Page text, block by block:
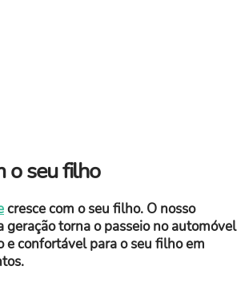
o seu filho
cresce com o seu filho. O nosso
torna o passeio no automóvel
e confortável para o seu filho em